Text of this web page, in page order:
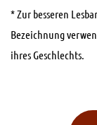
* Zur besseren
Bezeichnung
ihres Geschlechts.